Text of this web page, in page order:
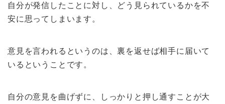
自分が発信したことに対し、どう見られているかを不
安に思ってしまいます。
意見を言われるというのは、裏を返せば相手に届いて
いるということです。
自分の意見を曲げずに、しっかりと押し通すことが大